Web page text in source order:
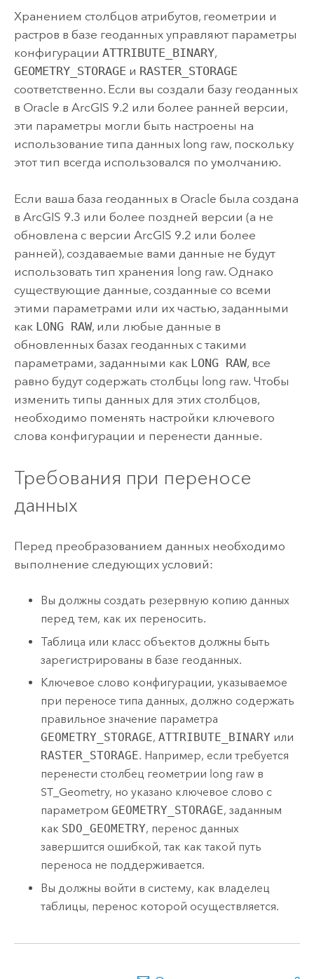
Хранением столбцов атрибутов, геометрии и
растров в базе геоданных управляют параметры
конфигурации ATTRIBUTE_BINARY,
GEOMETRY_STORAGE и RASTER_STORAGE
соответственно. Если вы создали базу геоданных
в Oracle в ArcGIS 9.2 или более ранней версии,
эти параметры могли быть настроены на
использование типа данных long raw, поскольку
этот тип всегда использовался по умолчанию.
Если ваша база геоданных в Oracle была создана
в ArcGIS 9.3 или более поздней версии (а не
обновлена с версии ArcGIS 9.2 или более
ранней), создаваемые вами данные не будут
использовать тип хранения long raw. Однако
существующие данные, созданные со всеми
этими параметрами или их частью, заданными
как LONG RAW, или любые данные в
обновленных базах геоданных с такими
параметрами, заданными как LONG RAW, все
равно будут содержать столбцы long raw. Чтобы
изменить типы данных для этих столбцов,
необходимо поменять настройки ключевого
слова конфигурации и перенести данные.
Требования при переносе
данных
Перед преобразованием данных необходимо
выполнение следующих условий:
Вы должны создать резервную копию данных
перед тем, как их переносить.
Таблица или класс объектов должны быть
зарегистрированы в базе геоданных.
Ключевое слово конфигурации, указываемое
при переносе типа данных, должно содержать
правильное значение параметра
GEOMETRY_STORAGE,ATTRIBUTE_BINARY или
RASTER_STORAGE. Например, если требуется
перенести столбец геометрии long raw в
ST_Geometry, но указано ключевое слово с
параметромGEOMETRY_STORAGE, заданным
как SDO_GEOMETRY, перенос данных
завершится ошибкой, так как такой путь
переноса не поддерживается.
Вы должны войти в систему, как владелец
таблицы, перенос которой осуществляется.